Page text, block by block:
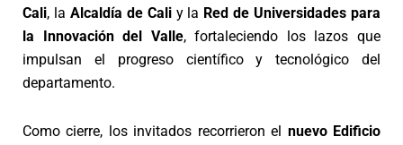
Cali, la Alcaldía de Caliy la Red de Universidades para
la Innovación del Valle, fortaleciendo los lazos que
impulsan el progreso científico y tecnológico del
departamento.
Como cierre, los invitados recorrieron el nuevo Edificio